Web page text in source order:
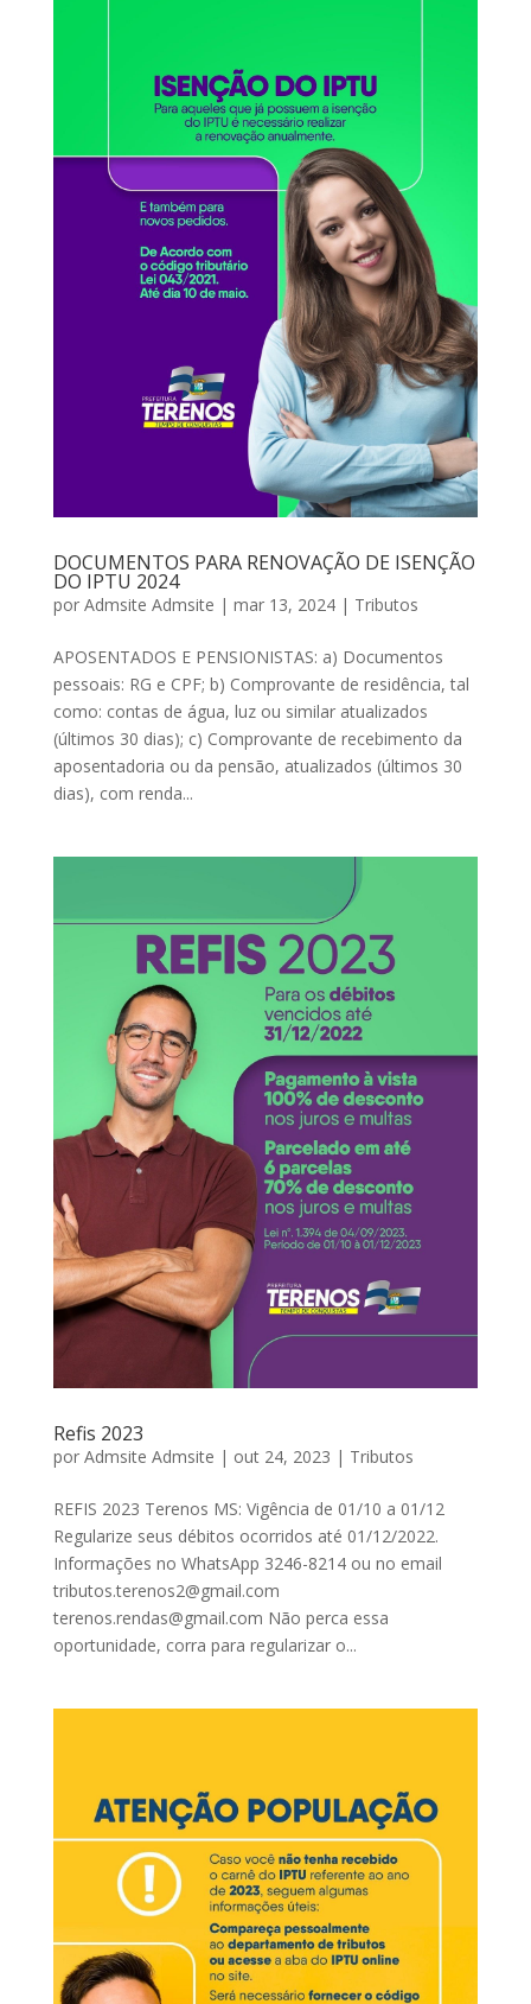
DOCUMENTOS PARA RENOVAÇÃO DE ISENÇÃO
DO IPTU 2024
por Admsite Admsite | mar 13, 2024| Tributos
APOSENTADOS E PENSIONISTAS: a) Documentos
pessoais: RG e CPF; b) Comprovante de residência, tal
como: contas de água, luz ou similar atualizados
(últimos 30 dias); c) Comprovante de recebimento da
aposentadoria ou da pensão, atualizados (últimos 30
dias), com renda...
Refis 2023
por Admsite Admsite | out 24, 2023 | Tributos
REFIS 2023 Terenos MS: Vigência de 01/10 a 01/12
Regularize seus débitos ocorridos até 01/12/2022.
Informações no WhatsApp 3246-8214 ou no email
tributos.terenos2@gmail.com
terenos.rendas@gmail.com Não perca essa
oportunidade, corra para regularizar o...